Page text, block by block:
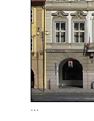
...